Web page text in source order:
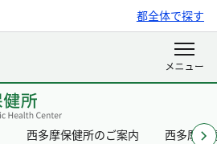
都全体で探す
西多摩保健所のご案内 西多摩保